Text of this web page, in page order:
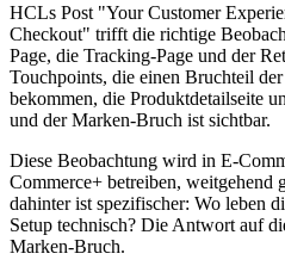
HCLs Post "Your Customer
Checkout" trifft die richtige
Page, die Tracking-Page und der
Touchpoints, die einen Bruchteil
bekommen, die Produktdetailseite
und der Marken-Bruch ist sichtbar.
Diese Beobachtung wird in E-
Commerce+ betreiben, weitgehend
dahinter ist spezifischer: Wo leben
Setup technisch? Die Antwort auf
Marken-Bruch.